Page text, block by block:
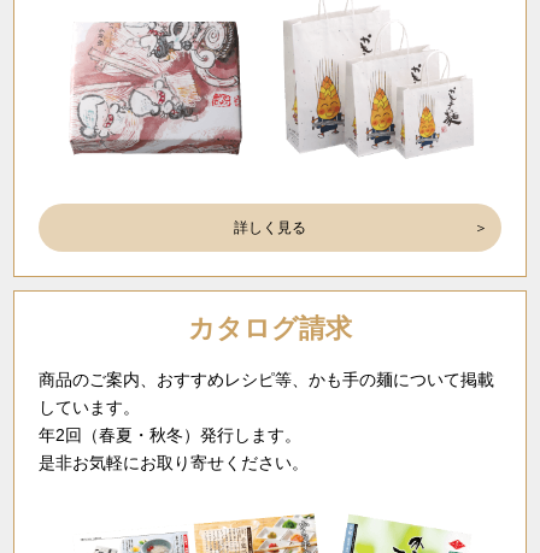
詳しく見る
カタログ請求
商品のご案内、おすすめレシピ等、かも手の麺について掲載
しています。
年2回（春夏・秋冬）発行します。
是非お気軽にお取り寄せください。